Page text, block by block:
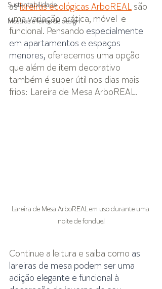
Sustentabilidade
Mostras e feiras de design
as lareiras ecológicas ArboREAL são
uma variação prática, móvel  e
funcional. Pensando especialmente
em apartamentos e espaços
menores, oferecemos uma opção
que além de item decorativo
também é super útil nos dias mais
frios: Lareira de Mesa ArboREAL.
Lareira de Mesa ArboREAL em uso durante uma
noite de fondue!
Continue a leitura e saiba como as
lareiras de mesa podem ser uma
adição elegante e funcional à